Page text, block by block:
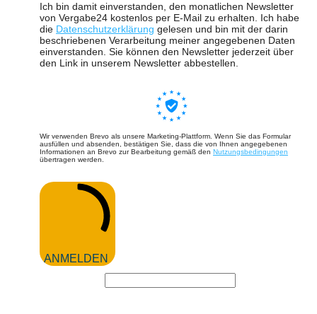
Ich bin damit einverstanden, den monatlichen Newsletter
von Vergabe24 kostenlos per E-Mail zu erhalten. Ich habe
die Datenschutzerklärung gelesen und bin mit der darin
beschriebenen Verarbeitung meiner angegebenen Daten
einverstanden. Sie können den Newsletter jederzeit über
den Link in unserem Newsletter abbestellen.
Wir verwenden Brevo als unsere Marketing-Plattform. Wenn Sie das Formular
ausfüllen und absenden, bestätigen Sie, dass die von Ihnen angegebenen
Informationen an Brevo zur Bearbeitung gemäß den Nutzungsbedingungen
übertragen werden.
ANMELDEN